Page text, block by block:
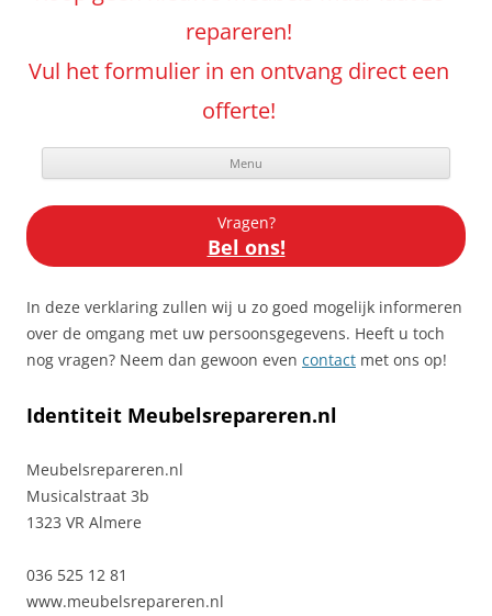
repareren!
Vul het formulier in en ontvang direct een
offerte!
Menu
Vragen?
Bel ons!
In deze verklaring zullen wij u zo goed mogelijk informeren
over de omgang met uw persoonsgegevens. Heeft u toch
nog vragen? Neem dan gewoon even contact met ons op!
Identiteit Meubelsrepareren.nl
Meubelsrepareren.nl
Musicalstraat 3b
1323 VR Almere
036 525 12 81
www.meubelsrepareren.nl